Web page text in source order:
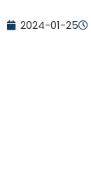
2024-01-25